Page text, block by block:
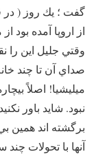
گفت ؛ يك روز ( در
از اروپا آمده
وقتي جليل اين را
صداي آن تا چند
ميليشيا! اصلاً
نبود. شايد باور
برگشته اند همين
آنها با تحولات